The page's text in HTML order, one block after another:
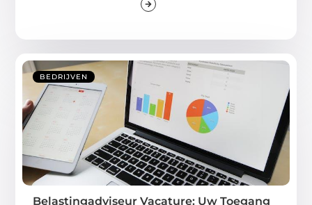
BEDRIJVEN
Belastingadviseur Vacature: Uw Toegang